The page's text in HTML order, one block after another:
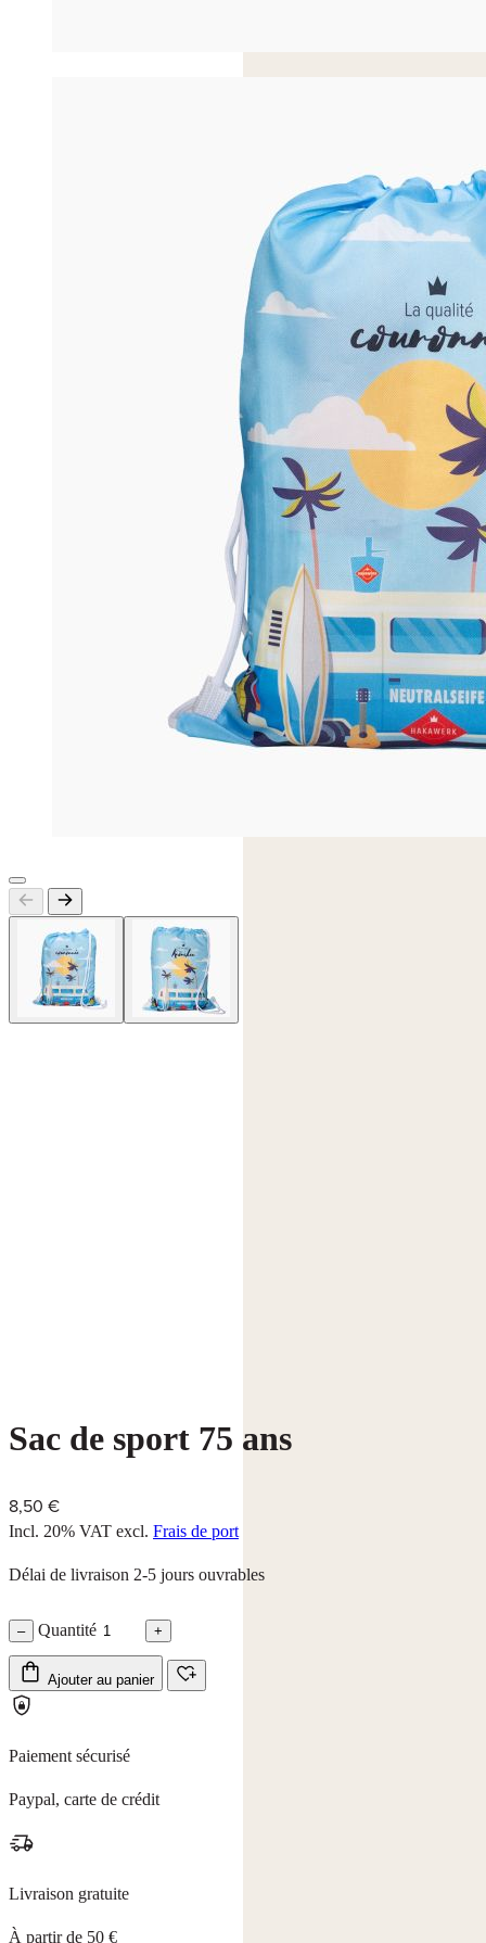
Sac de sport 75 ans
8,50 €
Incl. 20% VAT excl. Frais de port
Délai de livraison 2-5 jours ouvrables
– Quantité +
Ajouter au panier
Paiement sécurisé
Paypal, carte de crédit
Livraison gratuite
À partir de 50 €